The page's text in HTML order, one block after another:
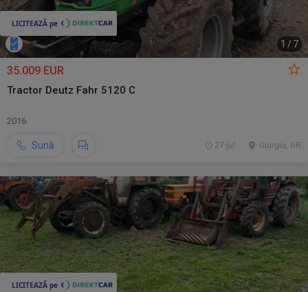
1 / 7
35.009 EUR
Tractor Deutz Fahr 5120 C
2016
Sună Giurgiu, GR
27 jul.